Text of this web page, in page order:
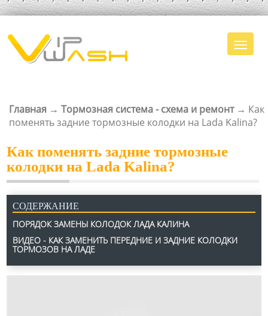
ВЫ ЗДЕСЬ
Главная → Тормозная система - схема и ремонт → Как
поменять задние тормозные колодки на Lada Kalina?
Как поменять задние тормозные
колодки на Lada Kalina?
СОДЕРЖАНИЕ
ПОРЯДОК ЗАМЕНЫ КОЛОДОК ЛАДА КАЛИНА
ВИДЕО - КАК ЗАМЕНИТЬ ПЕРЕДНИЕ И ЗАДНИЕ КОЛОДКИ
ТОРМОЗОВ НА ЛАДЕ